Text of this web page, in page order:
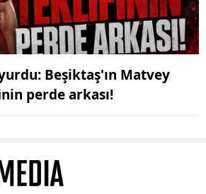
Beşiktaş'ın Matvey
perde arkası!